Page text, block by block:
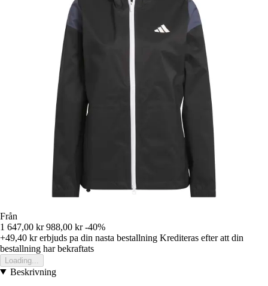
Från
1 647,00 kr 988,00 kr -40%
+49,40 krerbjuds pa din nasta bestallning Krediteras efter att din
bestallning har bekraftats
Loading...
Beskrivning